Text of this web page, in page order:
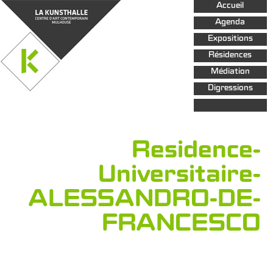
Aller au
contenu
principal
Accueil
Agenda
Expositions
Résidences
Médiation
Digressions
Residence-
Universitaire-
ALESSANDRO-DE-
FRANCESCO